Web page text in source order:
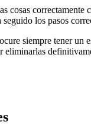
cosas
los pasos
siempre tener
eliminarlas